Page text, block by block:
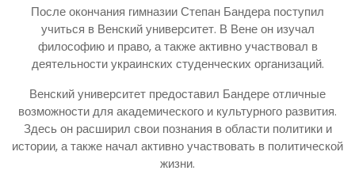
После окончания гимназии Степан Бандера поступил
учиться в Венский университет. В Вене он изучал
философию и право, а также активно участвовал в
деятельности украинских студенческих организаций.
Венский университет предоставил Бандере отличные
возможности для академического и культурного развития.
Здесь он расширил свои познания в области политики и
истории, а также начал активно участвовать в политической
жизни.